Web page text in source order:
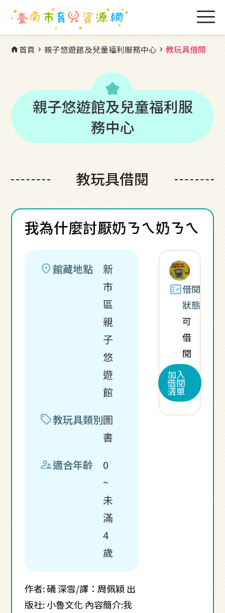
home首頁 chevron_right 親子悠遊館及兒童福利服務中心 chevron_right 教玩具借閱
kid_star
親子悠遊館及兒童福利服
務中心
教玩具借閱
我為什麼討厭奶ㄋㄟ奶ㄋㄟ
location_on館藏地點
新
市
區
親
子
悠
遊
館
sell教玩具類別圖
書
supervisor_account適合年齡
0
~
未
滿
4
歲
作者: 礒 深雪/譯：周佩穎 出
版社: 小魯文化 內容簡介:我
fact_check借閱
狀態
可
借
閱
加入
借閱
清單